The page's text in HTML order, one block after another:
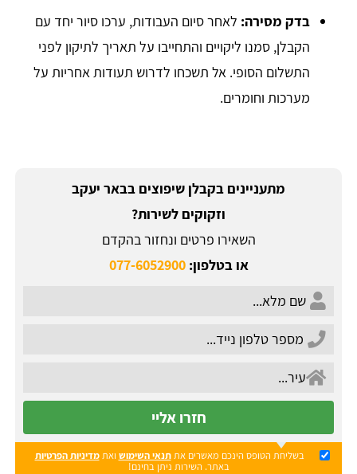
בדק מסירה: לאחר סיום העבודות, ערכו סיור יחד עם
הקבלן, סמנו ליקויים והתחייבו על תאריך לתיקון לפני
התשלום הסופי. אל תשכחו לדרוש תעודות אחריות על
מערכות וחומרים.
מתעניינים בקבלן שיפוצים בבאר יעקב
וזקוקים לשירות?
השאירו פרטים ונחזור בהקדם
או בטלפון:077-6052900
חזרו אליי
בשליחת הטופס הינכם מאשרים אתתנאי השימוש ואתמדיניות הפרטיות
באתר. השירות ניתן בחינם!